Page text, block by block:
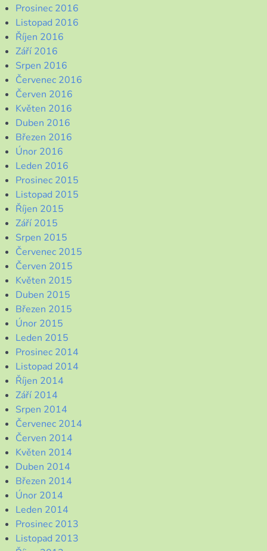
Prosinec 2016
Listopad 2016
Říjen 2016
Září 2016
Srpen 2016
Červenec 2016
Červen 2016
Květen 2016
Duben 2016
Březen 2016
Únor 2016
Leden 2016
Prosinec 2015
Listopad 2015
Říjen 2015
Září 2015
Srpen 2015
Červenec 2015
Červen 2015
Květen 2015
Duben 2015
Březen 2015
Únor 2015
Leden 2015
Prosinec 2014
Listopad 2014
Říjen 2014
Září 2014
Srpen 2014
Červenec 2014
Červen 2014
Květen 2014
Duben 2014
Březen 2014
Únor 2014
Leden 2014
Prosinec 2013
Listopad 2013